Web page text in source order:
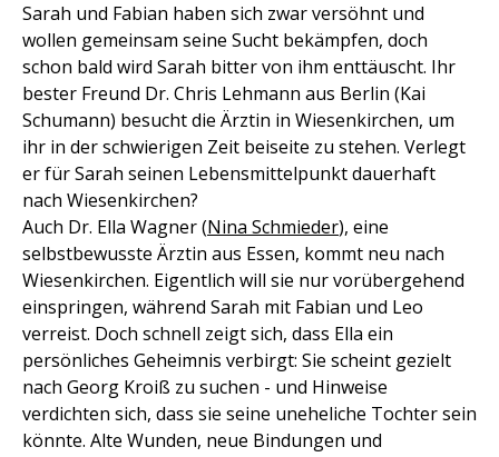
Sarah und Fabian haben sich zwar versöhnt und
wollen gemeinsam seine Sucht bekämpfen, doch
schon bald wird Sarah bitter von ihm enttäuscht. Ihr
bester Freund Dr. Chris Lehmann aus Berlin (Kai
Schumann) besucht die Ärztin in Wiesenkirchen, um
ihr in der schwierigen Zeit beiseite zu stehen. Verlegt
er für Sarah seinen Lebensmittelpunkt dauerhaft
nach Wiesenkirchen?
Auch Dr. Ella Wagner (Nina Schmieder), eine
selbstbewusste Ärztin aus Essen, kommt neu nach
Wiesenkirchen. Eigentlich will sie nur vorübergehend
einspringen, während Sarah mit Fabian und Leo
verreist. Doch schnell zeigt sich, dass Ella ein
persönliches Geheimnis verbirgt: Sie scheint gezielt
nach Georg Kroiß zu suchen - und Hinweise
verdichten sich, dass sie seine uneheliche Tochter sein
könnte. Alte Wunden, neue Bindungen und